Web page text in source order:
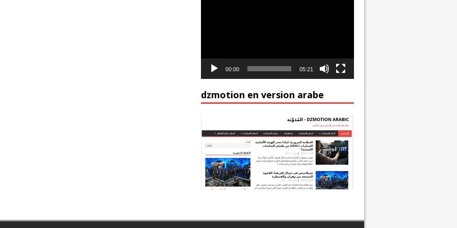
00:00 05:21
dzmotion en version arabe